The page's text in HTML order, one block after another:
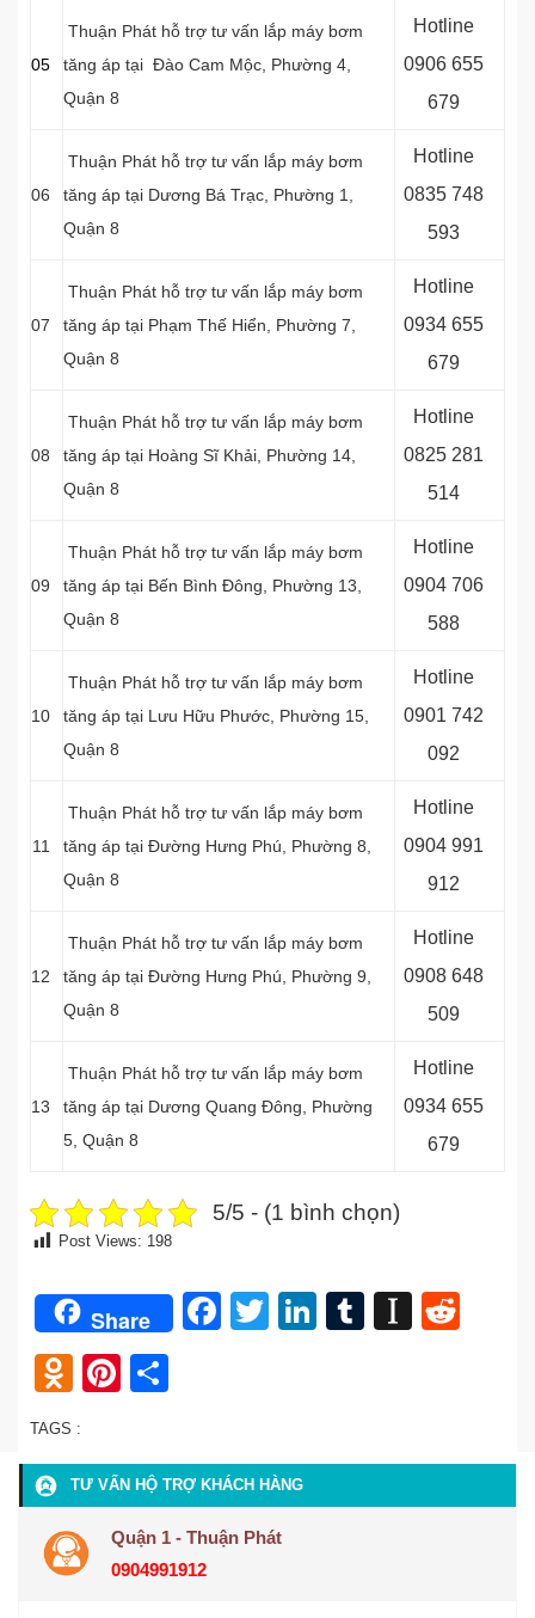
05
Thuận Phát hỗ trợ tư vấn lắp máy bơm
tăng áp tại Đào Cam Mộc, Phường 4,
Quận 8
Hotline
0906 655
679
06
Thuận Phát hỗ trợ tư vấn lắp máy bơm
tăng áp tại Dương Bá Trạc, Phường 1,
Quận 8
Hotline
0835 748
593
07
Thuận Phát hỗ trợ tư vấn lắp máy bơm
tăng áp tại Phạm Thế Hiển, Phường 7,
Quận 8
Hotline
0934 655
679
08
Thuận Phát hỗ trợ tư vấn lắp máy bơm
tăng áp tại Hoàng Sĩ Khải, Phường 14,
Quận 8
Hotline
0825 281
514
09
Thuận Phát hỗ trợ tư vấn lắp máy bơm
tăng áp tại Bến Bình Đông, Phường 13,
Quận 8
Hotline
0904 706
588
10
Thuận Phát hỗ trợ tư vấn lắp máy bơm
tăng áp tại Lưu Hữu Phước, Phường 15,
Quận 8
Hotline
0901 742
092
11
Thuận Phát hỗ trợ tư vấn lắp máy bơm
tăng áp tại Đường Hưng Phú, Phường 8,
Quận 8
Hotline
0904 991
912
12
Thuận Phát hỗ trợ tư vấn lắp máy bơm
tăng áp tại Đường Hưng Phú, Phường 9,
Quận 8
Hotline
0908 648
509
13
Thuận Phát hỗ trợ tư vấn lắp máy bơm
tăng áp tại Dương Quang Đông, Phường
5, Quận 8
Hotline
0934 655
679
5/5 - (1 bình chọn)
Post Views: 198
Share Facebook
TwitterLinkedIn
Tumblr
Odnoklassniki
Pinterest
TAGS :
TƯ VẤN HỘ TRỢ KHÁCH HÀNG
Quận 1 - Thuận Phát
0904991912